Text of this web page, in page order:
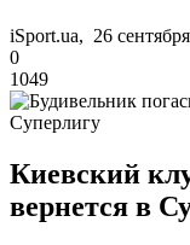
iSport.ua, 26
0
1049
Киевский
вернется в